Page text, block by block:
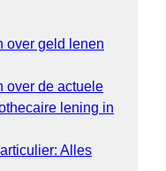
over geld lenen
over de actuele
lening in
Alles